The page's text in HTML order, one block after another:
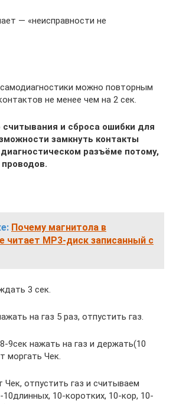
— «неисправности не
можно повторным
не менее чем на 2 сек.
и сброса ошибки для
замкнуть контакты
диагностическом разъёме потому,
Почему магнитола в
читает MP3-диск записанный с
3 сек.
на газ 5 раз, отпустить газ.
9сек нажать на газ и держать(10
моргать Чек.
Чек, отпустить газ и считываем
10-коротких, 10-кор, 10-